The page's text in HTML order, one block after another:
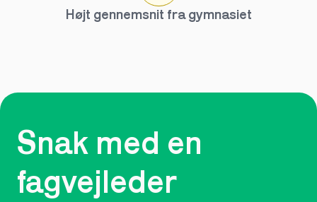
Højt gennemsnit fra gymnasiet
Snak med en
fagvejleder